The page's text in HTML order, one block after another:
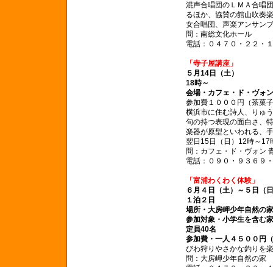
混声合唱団のＬＭＡ合唱
るほか、協賛の館山吹奏
女合唱団、声楽アンサン
問：南総文化ホール
電話：０４７０・２２・
「寺子屋講座」
５月14日（土）
18時～
会場・カフェ・ド・ヴォ
参加費１０００円（茶菓
横浜市に住む詩人、りゅ
句の持つ表現の面白さ、
楽器が原型といわれる、
翌日15日（日）12時～17
問：カフェ・ド・ヴォン
電話：０９０・９３６９
「富浦わくわく体験」
６月４日（土）～５日（
１泊２日
場所・大房岬少年自然の家
参加対象・小学生を含む
定員40名
参加費・一人４５００円
びわ狩りやさかな釣りを
問：大房岬少年自然の家